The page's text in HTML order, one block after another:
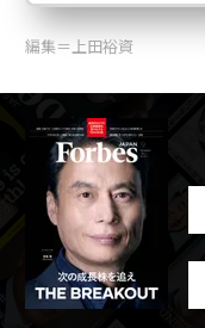
編集＝上田裕資